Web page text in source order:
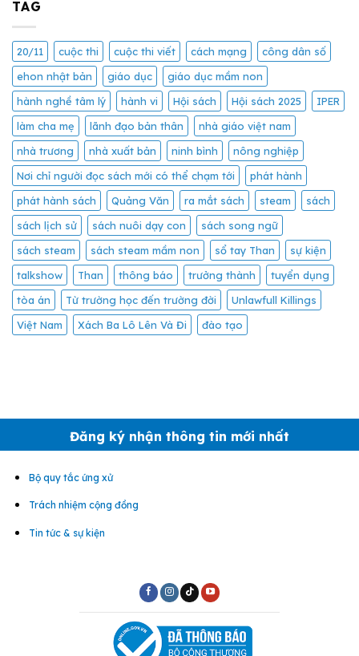
TAG
20/11 cuộc thi cuộc thi viết cách mạng
công dân số
ehon nhật bản
giáo dục
giáo dục mầm non
hành nghề tâm lý
hành vi Hội sách Hội sách 2025
IPER
làm cha mẹ
lãnh đạo bản thân
nhà giáo việt nam
nhà trương
nhà xuất bản ninh bình
nông nghiệp
Nơi chỉ người đọc sách mới có thể chạm tới
phát hành
phát hành sách
Quảng Văn ra mắt sách steam
sách
sách lịch sử
sách nuôi dạy con
sách song ngữ
sách steam
sách steam mầm non sổ tay Than
sự kiện
talkshow
Than thông báo trưởng thành
tuyển dụng
tòa án
Từ trường học đến trường đời
Unlawfull Killings
Việt Nam
Xách Ba Lô Lên Và Đi đào tạo
Đăng ký nhận thông tin mới nhất
Bộ quy tắc ứng xử
Trách nhiệm cộng đồng
Tin tức & sự kiện